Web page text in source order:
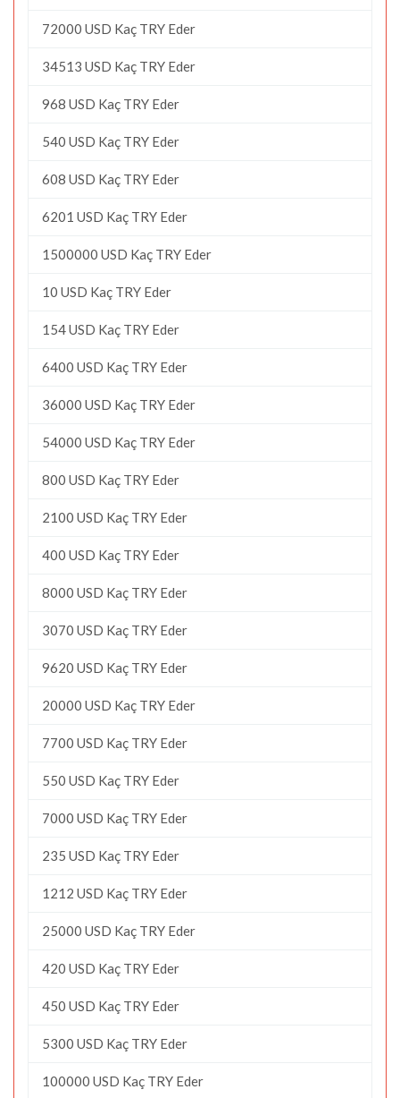
72000 USD Kaç TRY Eder
34513 USD Kaç TRY Eder
968 USD Kaç TRY Eder
540 USD Kaç TRY Eder
608 USD Kaç TRY Eder
6201 USD Kaç TRY Eder
1500000 USD Kaç TRY Eder
10 USD Kaç TRY Eder
154 USD Kaç TRY Eder
6400 USD Kaç TRY Eder
36000 USD Kaç TRY Eder
54000 USD Kaç TRY Eder
800 USD Kaç TRY Eder
2100 USD Kaç TRY Eder
400 USD Kaç TRY Eder
8000 USD Kaç TRY Eder
3070 USD Kaç TRY Eder
9620 USD Kaç TRY Eder
20000 USD Kaç TRY Eder
7700 USD Kaç TRY Eder
550 USD Kaç TRY Eder
7000 USD Kaç TRY Eder
235 USD Kaç TRY Eder
1212 USD Kaç TRY Eder
25000 USD Kaç TRY Eder
420 USD Kaç TRY Eder
450 USD Kaç TRY Eder
5300 USD Kaç TRY Eder
100000 USD Kaç TRY Eder